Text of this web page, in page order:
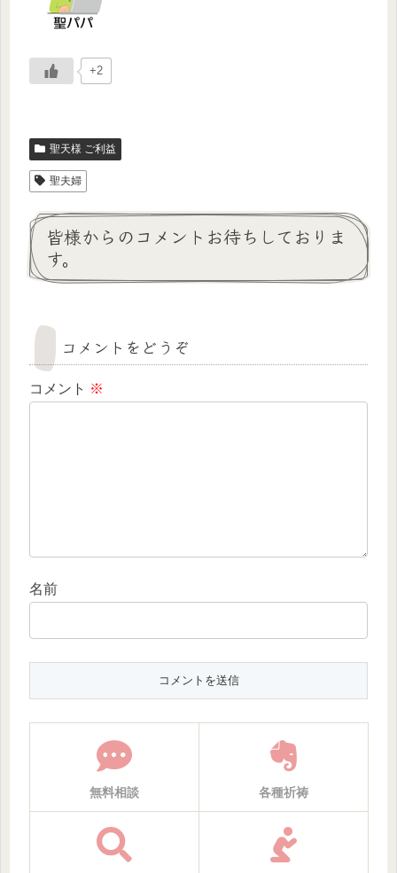
+2
聖天様 ご利益
聖夫婦
皆様からのコメントお待ちしておりま
す。
コメントをどうぞ
コメント ※
名前
無料相談 各種祈祷